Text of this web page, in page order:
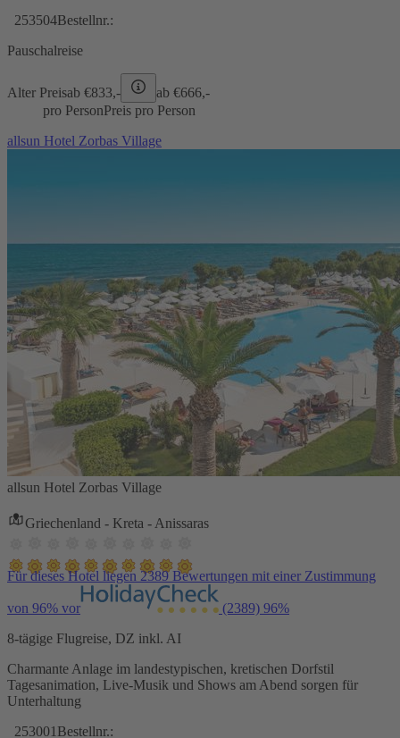
253504Bestellnr.:
Pauschalreise
Alter Preisab €833,- ab €666,-
pro PersonPreis pro Person
allsun Hotel Zorbas Village
allsun Hotel Zorbas Village
Griechenland - Kreta - Anissaras
Für dieses Hotel liegen 2389 Bewertungen mit einer Zustimmung
von 96% vor (2389) 96%
8-tägige Flugreise, DZ inkl. AI
Charmante Anlage im landestypischen, kretischen Dorfstil
Tagesanimation, Live-Musik und Shows am Abend sorgen für
Unterhaltung
253001 Bestellnr.: